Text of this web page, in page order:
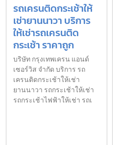
รถเครนติดกระเช้าให้
เช่ายานนาวา บริการ
ให้เช่ารถเครนติด
กระเช้า ราคาถูก
บริษัท กรุงเทพเครน แอนด์
เซอร์วิส จำกัด บริการ รถ
เครนติดกระเช้าให้เช่า
ยานนาวา รถกระเช้าให้เช่า
รถกระเช้าไฟฟ้าให้เช่า รถเ